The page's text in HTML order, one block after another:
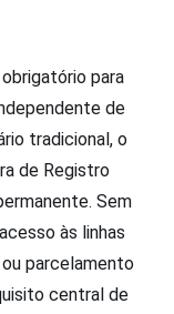
para
de
tradicional, o
de Registro
Sem
às linhas
parcelamento
central de